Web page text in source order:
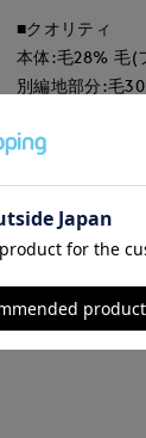
■クオリティ
本体:毛28% 毛(
別編地部分:毛
取り扱いについて